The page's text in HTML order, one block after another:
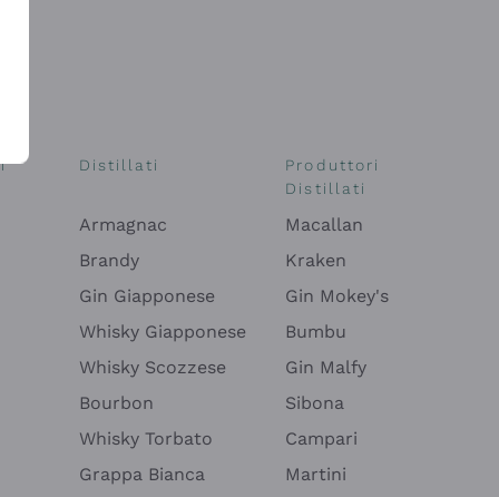
Distillati
Armagnac
Brandy
Gin Giapponese
Whisky Giapponese
Whisky Scozzese
Bourbon
Whisky Torbato
Grappa Bianca
Produttori
Distillati
Macallan
Kraken
Gin Mokey's
Bumbu
Gin Malfy
Sibona
Campari
Martini